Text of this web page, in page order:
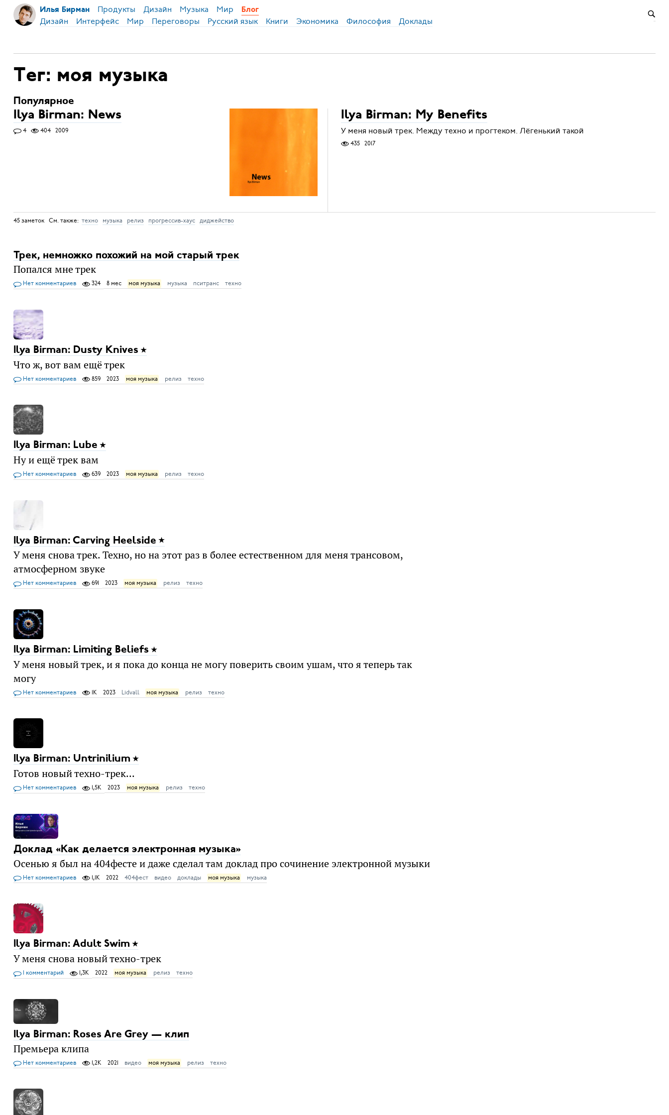
Илья Бирман Продукты Дизайн Музыка Мир Блог
Дизайн Интерфейс Мир Переговоры Русский язык Книги Экономика Философия Доклады
Тег: моя музыка
Популярное
Ilya Birman: News
4 404 2009
Ilya Birman: My Benefits
У меня новый трек. Между техно и прогтеком. Лёгенький такой
435 2017
45 заметок См. также: техно музыка релиз прогрессив-хаус диджейство
Трек, немножко похожий на мой старый трек
Попался мне трек
Нет комментариев 324 8 мес моя музыка музыка пситранс техно
Ilya Birman: Dusty Knives
Что ж, вот вам ещё трек
Нет комментариев 859 2023 моя музыка релиз техно
Ilya Birman: Lube
Ну и ещё трек вам
Нет комментариев 639 2023 моя музыка релиз техно
Ilya Birman: Carving Heelside
У меня снова трек. Техно, но на этот раз в более естественном для меня трансовом,
атмосферном звуке
Нет комментариев 691 2023 моя музыка релиз техно
Ilya Birman: Limiting Beliefs
У меня новый трек, и я пока до конца не могу поверить своим ушам, что я теперь так
могу
Нет комментариев 1K 2023 Lidvall моя музыка релиз техно
Ilya Birman: Untrinilium
Готов новый техно-трек...
Нет комментариев 1,5K 2023 моя музыка релиз техно
Доклад «Как делается электронная музыка»
Осенью я был на 404фесте и даже сделал там доклад про сочинение электронной музыки
Нет комментариев 1,1K 2022 404фест видео доклады моя музыка музыка
Ilya Birman: Adult Swim
У меня снова новый техно-трек
1 комментарий 1,3K 2022 моя музыка релиз техно
Ilya Birman: Roses Are Grey — клип
Премьера клипа
Нет комментариев 1,2K 2021 видео моя музыка релиз техно